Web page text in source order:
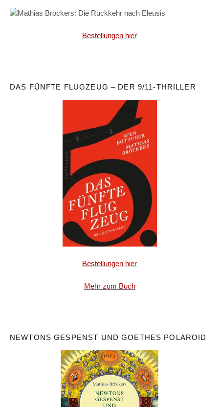
Bestellungen hier
DAS FÜNFTE FLUGZEUG – DER 9/11-THRILLER
Bestellungen hier
Mehr zum Buch
NEWTONS GESPENST UND GOETHES POLAROID